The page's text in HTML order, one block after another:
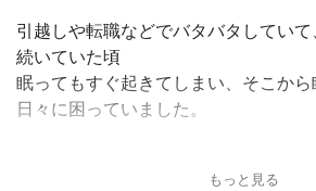
引越しや転職などでバタバタしてい
続いていた頃
眠ってもすぐ起きてしまい、そこから
日々に困っていました。
もっと見る